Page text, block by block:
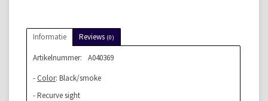
Informatie Reviews (0)
Artikelnummer:
A040369
- Color: Black/smoke
- Recurve sight